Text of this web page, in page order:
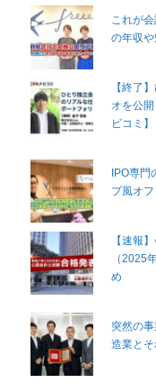
これが
の年収や
【終了
オを公
ビコミ】
IPO専門
プ風オフ
【速報
（2025
め
突然の
造業と